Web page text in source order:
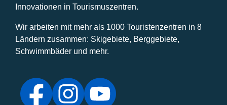
Innovationen in Tourismuszentren.
Wir arbeiten mit mehr als 1000 Touristenzentren in 8
Ländern zusammen: Skigebiete, Berggebiete,
Schwimmbäder und mehr.